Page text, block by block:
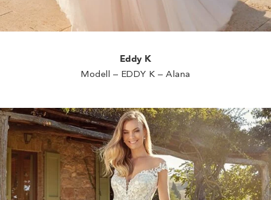
Eddy K
Modell – EDDY K – Alana